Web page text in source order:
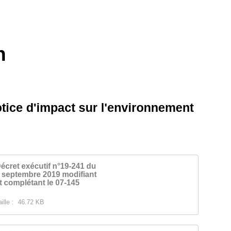
d'impact sur l'environnement
exécutif n°19-241 du
septembre 2019 modifiant
complétant le 07-145
: 46.72 KB